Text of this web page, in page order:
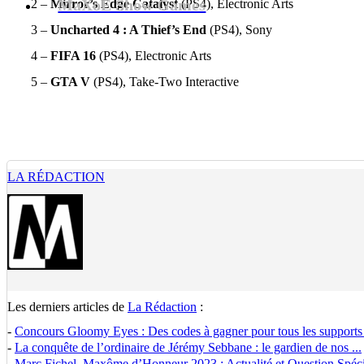
MaXoE Show Games
2 – Mirror’s Edge Catalyst(PS4), Electronic Arts
3 – Uncharted 4 : A Thief’s End (PS4), Sony
4 – FIFA 16 (PS4), Electronic Arts
5 – GTA V (PS4), Take-Two Interactive
LA RÉDACTION
Les derniers articles de La Rédaction :
- Concours Gloomy Eyes : Des codes à gagner pour tous les
- La conquête de l’ordinaire de Jérémy Sebbane : le gardien de nos ...